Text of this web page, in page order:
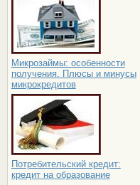
Микрозаймы: особенности
получения. Плюсы и минусы
микрокредитов
Потребительский кредит:
кредит на образование